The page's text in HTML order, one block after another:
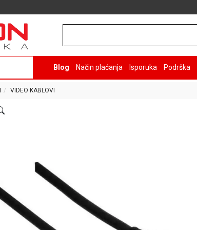
Blog Način plaćanja Isporuka Podrška
VIDEO KABLOVI